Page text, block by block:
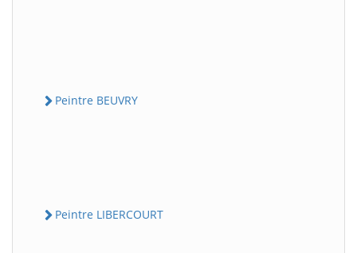
Peintre BEUVRY
Peintre LIBERCOURT